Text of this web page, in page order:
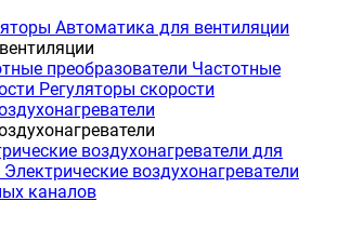
Автоматика для вентиляции
преобразователи Частотные
Регуляторы скорости
воздухонагреватели для
Электрические воздухонагреватели
каналов